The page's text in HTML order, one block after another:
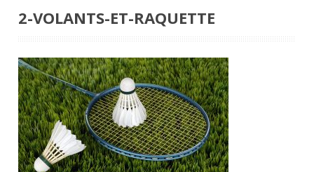
2-VOLANTS-ET-RAQUETTE